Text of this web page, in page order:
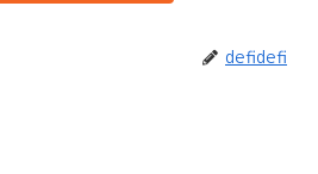
defidefi